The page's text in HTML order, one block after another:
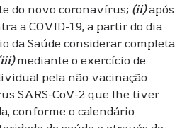
do novo coronavírus; (ii)após
a COVID-19, a partir do dia
da Saúde considerar completa
mediante o exercício de
pela não vacinação
SARS-CoV-2 que lhe tiver
conforme o calendário